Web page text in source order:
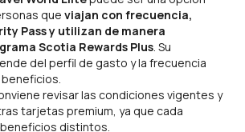
que viajan con frecuencia,
Pass y utilizan de manera
Scotia Rewards Plus. Su
del perfil de gasto y la frecuencia
revisar las condiciones vigentes y
tarjetas premium, ya que cada
distintos.